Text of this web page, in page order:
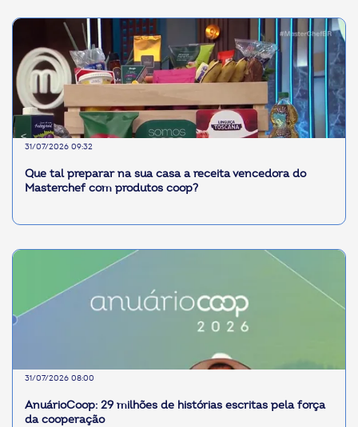
31/07/2026 09:32
Que tal preparar na sua casa a receita vencedora do
Masterchef com produtos coop?
31/07/2026 08:00
AnuárioCoop: 29 milhões de histórias escritas pela força
da cooperação